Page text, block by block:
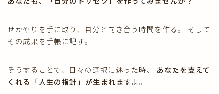
せかやりを手に取り、自分と向き合う時間を作る。 そして
その成果を手帳に記す。
そうすることで、日々の選択に迷った時、 あなたを支えて
くれる「人生の指針」が生まれますよ。